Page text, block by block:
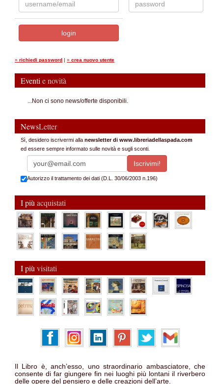
» richiedi password | » crea nuovo utente
Eventi e novità
...Non ci sono news/offerte disponibili.
NewsLetter
Sì, desidero iscrivermi alla newsletter di www.libreriadellaspada.com
ed essere sempre informato sulle novità e sugli sconti.
Autorizzo il trattamento dei dati (D.L. 30/06/2003 n.196)
I più acquistati
I più visitati
Il Libro è, anch’esso, uno straordinario ambasciatore, che
consente di far giungere fin nei luoghi più lontani il riverbero
delle opere del pensiero e delle creazioni dell’arte.